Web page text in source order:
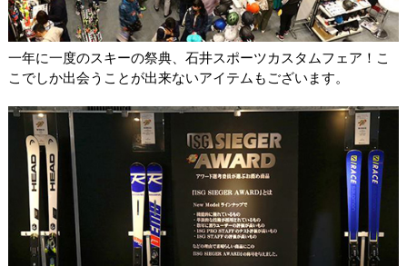
一年に一度のスキーの祭典、石井スポーツカスタムフェア！こ
こでしか出会うことが出来ないアイテムもございます。